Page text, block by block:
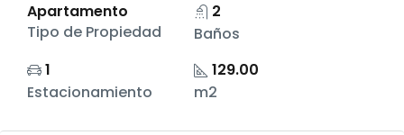
Apartamento
Tipo de Propiedad
2
Baños
1
Estacionamiento
129.00
m2